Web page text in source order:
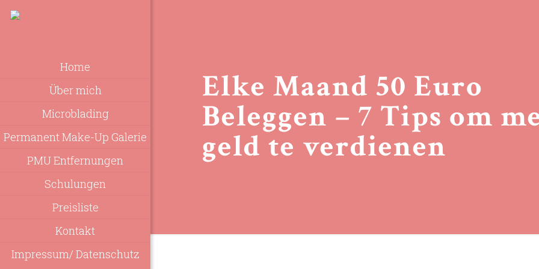
Home
Über mich
Microblading
Permanent Make-Up Galerie
PMU Entfernungen
Schulungen
Preisliste
Kontakt
Impressum/ Datenschutz
Elke Maand 50 Euro
Beleggen – 7 Tips om
geld te verdienen